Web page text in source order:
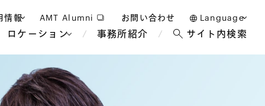
情報
ッフ採用
AMT Alumni お問い合わせ Language
日本語
ロケーション 事務所紹介 サイト内検索